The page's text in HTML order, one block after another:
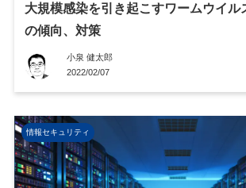
大規模感染を引き起こすワームウイル
の傾向、対策
小泉 健太郎
2022/02/07
情報セキュリティ